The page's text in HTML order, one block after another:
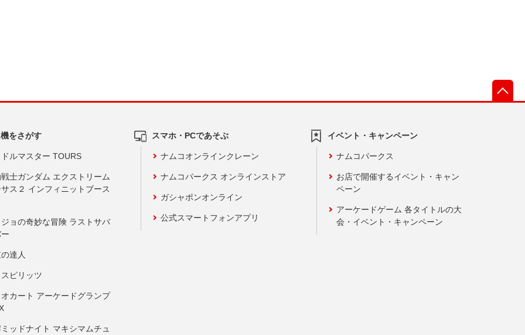
をさがす
ルマスター TOURS
士ガンダム エクストリーム
ス２ インフィニットブース
ョの奇妙な冒険 ラストサバ
達人
ピリッツ
カート アーケードグランプ
ッドナイト マキシマムチュ
スマホ・PCであそぶ
ナムコオンラインクレーン
ナムコパークス オンラインストア
ガシャポンオンライン
公式スマートフォンアプリ
イベント・キャンペーン
ナムコパークス
お店で開催するイベント・キャン
ペーン
アーケードゲーム 各タイトルの大
会・イベント・キャンペーン